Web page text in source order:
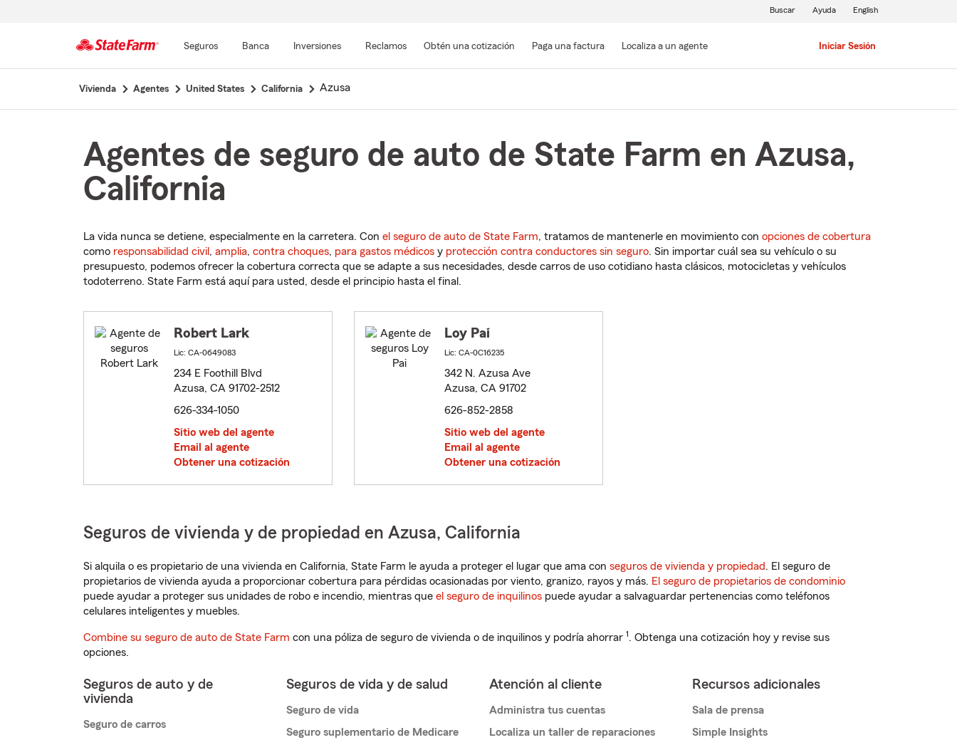
contenido
Seguros Banca Inversiones Reclamos Obtén una cotización Paga una factura Localiza a un agente Iniciar Sesión
Buscar Ayuda English
Vivienda Agentes United States California Azusa
Agentes de seguro de auto de State Farm en Azusa,
California
La vida nunca se detiene, especialmente en la carretera. Con el seguro de auto de State Farm, tratamos de mantenerle en movimiento con opciones de cobertura
como responsabilidad civil , amplia, contra choques, para gastos médicos y protección contra conductores sin seguro. Sin importar cuál sea su vehículo o su
presupuesto, podemos ofrecer la cobertura correcta que se adapte a sus necesidades, desde carros de uso cotidiano hasta clásicos, motocicletas y vehículos
todoterreno. State Farm está aquí para usted, desde el principio hasta el final.
Robert Lark
Lic: CA-0649083
234 E Foothill Blvd
Azusa, CA 91702-2512
626-334-1050
Sitio web del agente
Email al agente
Obtener una cotización
Loy Pai
Lic: CA-0C16235
342 N. Azusa Ave
Azusa, CA 91702
626-852-2858
Sitio web del agente
Email al agente
Obtener una cotización
Seguros de vivienda y de propiedad en Azusa, California
Si alquila o es propietario de una vivienda en California, State Farm le ayuda a proteger el lugar que ama con seguros de vivienda y propiedad. El seguro de
propietarios de vivienda ayuda a proporcionar cobertura para pérdidas ocasionadas por viento, granizo, rayos y más. El seguro de propietarios de condominio
puede ayudar a proteger sus unidades de robo e incendio, mientras que el seguro de inquilinos puede ayudar a salvaguardar pertenencias como teléfonos
celulares inteligentes y muebles.
Combine su seguro de auto de State Farm con una póliza de seguro de vivienda o de inquilinos y podría ahorrar 1. Obtenga una cotización hoy y revise sus
opciones.
Seguros de auto y de
vivienda
Seguro de carros
Seguros de vida y de salud
Seguro de vida
Seguro suplementario de Medicare
Atención al cliente
Administra tus cuentas
Localiza un taller de reparaciones
Recursos adicionales
Sala de prensa
Simple Insights